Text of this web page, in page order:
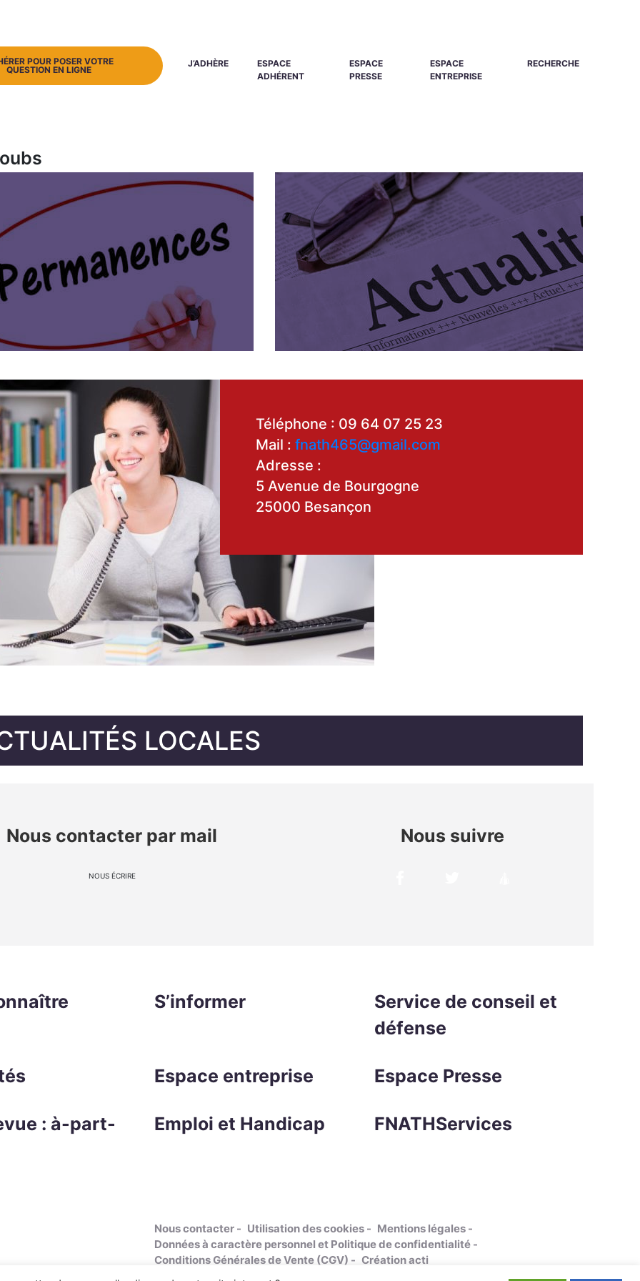
POUR POSER VOTRE
QUESTION EN LIGNE
J’ADHÈRE
ESPACE
ADHÉRENT
ESPACE
PRESSE
ESPACE
ENTREPRISE
RECHERCHE
Téléphone : 09 64 07 25 23
Mail :fnath465@gmail.com
Adresse :
5 Avenue de Bourgogne
25000 Besançon
LOCALES
Nous contacter par mail
NOUS ÉCRIRE
Nous suivre
S’informer
Service de conseil et
défense
Espace entreprise Espace Presse
: à-part- Emploi et Handicap FNATHServices
Nous contacter Utilisation des cookies
Mentions légales
Données à caractère personnel et Politique de confidentialité
Conditions Générales de Vente (CGV)
Création acti